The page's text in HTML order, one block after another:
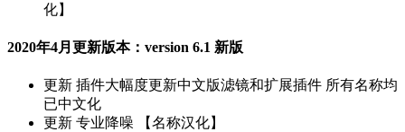
化】
2020年4月更新版本：version 6.1 新版
更新 插件大幅度更新中文版滤镜和扩展插件 所有名称均
已中文化
更新 专业降噪 【名称汉化】